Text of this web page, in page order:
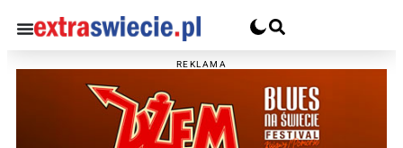
REKLAMA